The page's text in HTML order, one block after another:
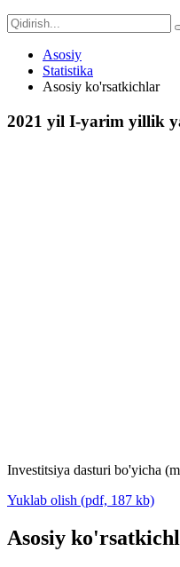
Asosiy
Statistika
Asosiy ko'rsatkichlar
2021 yil I-yarim yillik
Investitsiya dasturi bo'yicha
Yuklab olish (pdf, 187 kb)
Asosiy